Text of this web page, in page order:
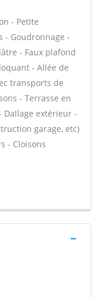
- Petite
- Goudronnage -
- Faux plafond
- Allée de
transports de
- Terrasse en
Dallage extérieur -
garage, etc)
- Cloisons